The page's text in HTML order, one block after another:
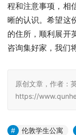
程和注意事项，相
晰的认识。希望这
的住所，顺利展开
咨询集好家，我们
原创文章，作者：
https://
伦敦学生公寓